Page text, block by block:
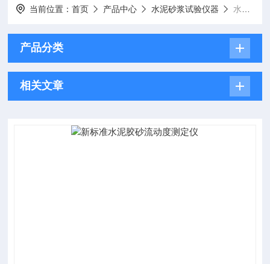
当前位置：首页 产品中心 水泥砂浆试验仪器 水泥胶砂流动度测定仪
产品分类
相关文章